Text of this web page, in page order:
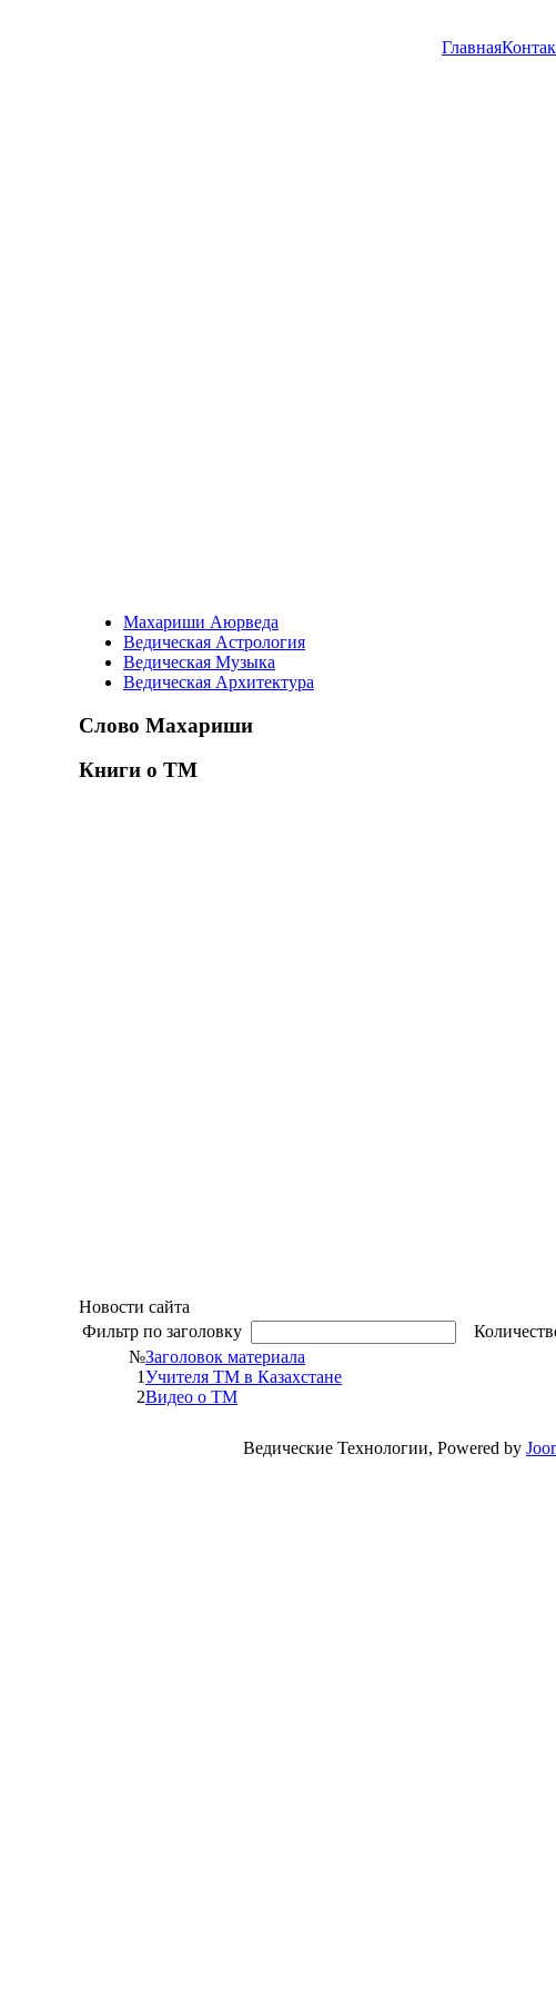
Главная
Махариши Аюрведа
Ведическая Астрология
Ведическая Музыка
Ведическая Архитектура
Слово Махариши
Книги о ТМ
Новости сайта
Фильтр по заголовку
№Заголовок материала
1Учителя ТМ в Казахстане
2Видео о ТМ
Ведические Технологии, Powered by